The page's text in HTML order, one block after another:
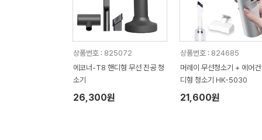
상품번호 : 825072
에코너-T8 핸디형 무선 진공 청
소기
26,300원
상품번호 : 824685
머레이 무선청소기 + 에어건
디형 청소기 HK-5030
21,600원